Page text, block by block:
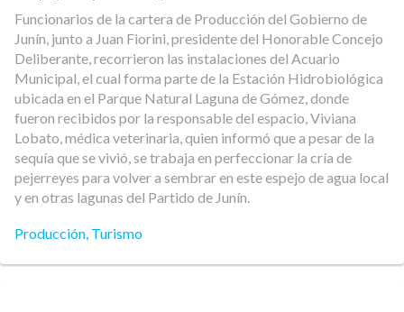
Funcionarios de la cartera de Producción del Gobierno de
Junín, junto a Juan Fiorini, presidente del Honorable Concejo
Deliberante, recorrieron las instalaciones del Acuario
Municipal, el cual forma parte de la Estación Hidrobiológica
ubicada en el Parque Natural Laguna de Gómez, donde
fueron recibidos por la responsable del espacio, Viviana
Lobato, médica veterinaria, quien informó que a pesar de la
sequía que se vivió, se trabaja en perfeccionar la cría de
pejerreyes para volver a sembrar en este espejo de agua local
y en otras lagunas del Partido de Junín.
Producción, Turismo